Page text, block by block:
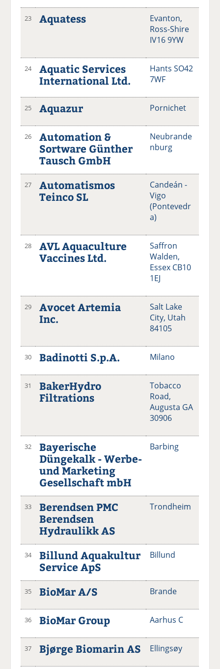
23 Aquatess
Evanton,
Ross-Shire
IV16 9YW
24
Aquatic Services
International Ltd.
Hants SO42
7WF
25 Aquazur Pornichet
26
Automation &
Sortware Günther
Tausch GmbH
Neubrande
nburg
27
Automatismos
Teinco SL
Candeán -
Vigo
(Pontevedr
a)
28
AVL Aquaculture
Vaccines Ltd.
Saffron
Walden,
Essex CB10
1EJ
29
Avocet Artemia
Inc.
Salt Lake
City, Utah
84105
30 Badinotti S.p.A. Milano
31
BakerHydro
Filtrations
Tobacco
Road,
Augusta GA
30906
32
Bayerische
Düngekalk - Werbe-
und Marketing
Gesellschaft mbH
Barbing
33
Berendsen PMC
Berendsen
Hydraulikk AS
Trondheim
34
Billund Aquakultur
Service ApS
Billund
35 BioMar A/S Brande
36 BioMar Group Aarhus C
37 Bjørge Biomarin AS Ellingsøy